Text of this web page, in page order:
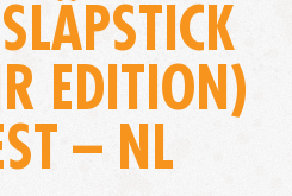
EDITION)
– NL